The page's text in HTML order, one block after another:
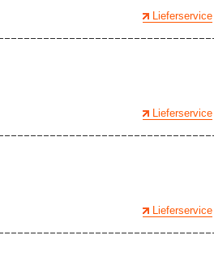
Lieferservice
Lieferservice
Lieferservice